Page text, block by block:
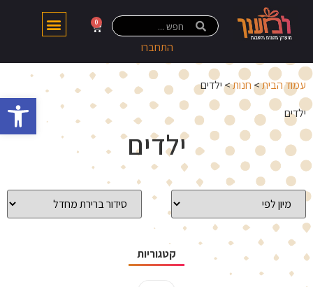
התחברו
0
עמוד הבית>חנות> ילדים
ילדים
ילדים
קטגוריות